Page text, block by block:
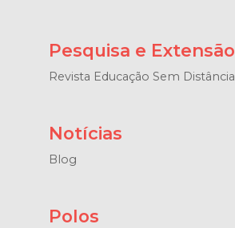
Pesquisa e Extensão
Revista Educação Sem Distância
Notícias
Blog
Polos